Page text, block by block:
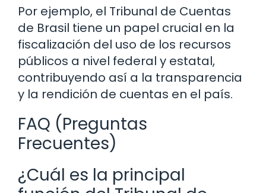
Por ejemplo, el Tribunal de Cuentas
de Brasil tiene un papel crucial en la
fiscalización del uso de los recursos
públicos a nivel federal y estatal,
contribuyendo así a la transparencia
y la rendición de cuentas en el país.
FAQ (Preguntas
Frecuentes)
¿Cuál es la principal